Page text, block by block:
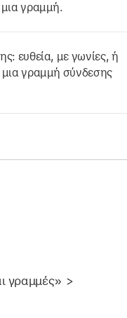
γραμμή.
ευθεία, με γωνίες, ή
γραμμή σύνδεσης
γραμμές» >